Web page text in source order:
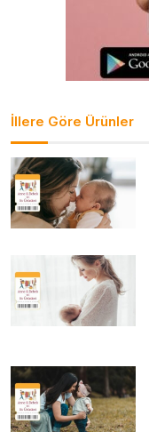
İllere Göre Ürünler